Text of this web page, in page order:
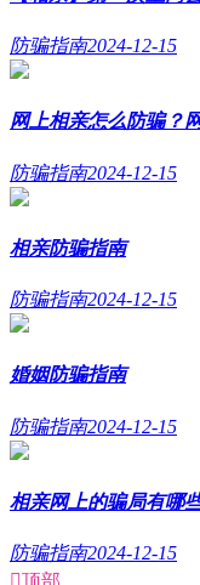
防骗指南2024-12-15
网上相亲怎么防骗？
防骗指南2024-12-15
相亲防骗指南
防骗指南2024-12-15
婚姻防骗指南
防骗指南2024-12-15
相亲网上的骗局有哪
防骗指南2024-12-15